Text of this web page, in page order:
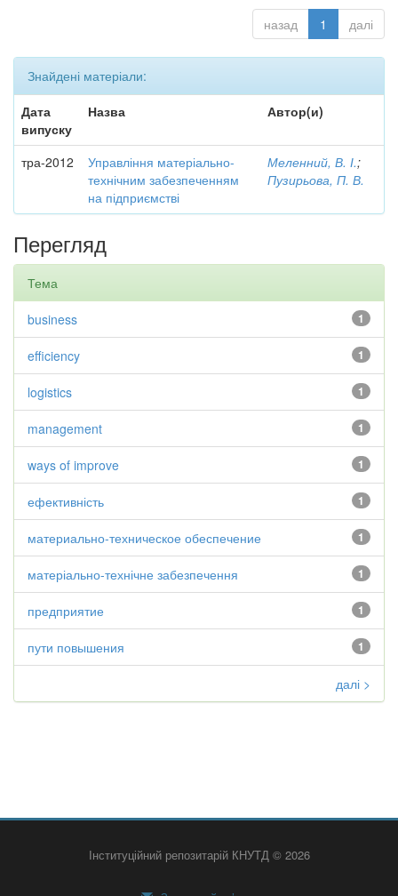
назад 1 далі
Знайдені матеріали:
Дата
випуску
Назва Автор(и)
тра-2012
Управління матеріально-
технічним забезпеченням
на підприємстві
Меленний, В. І.;
Пузирьова, П. В.
Перегляд
Тема
1
business
1
efficiency
1
logistics
1
management
1
ways of improve
1
ефективність
1
материально-техническое обеспечение
1
матеріально-технічне забезпечення
1
предприятие
1
пути повышения
далі >
Інституційний репозитарій КНУТД © 2026